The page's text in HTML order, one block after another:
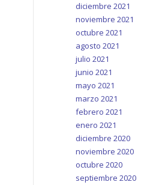
diciembre 2021
noviembre 2021
octubre 2021
agosto 2021
julio 2021
junio 2021
mayo 2021
marzo 2021
febrero 2021
enero 2021
diciembre 2020
noviembre 2020
octubre 2020
septiembre 2020